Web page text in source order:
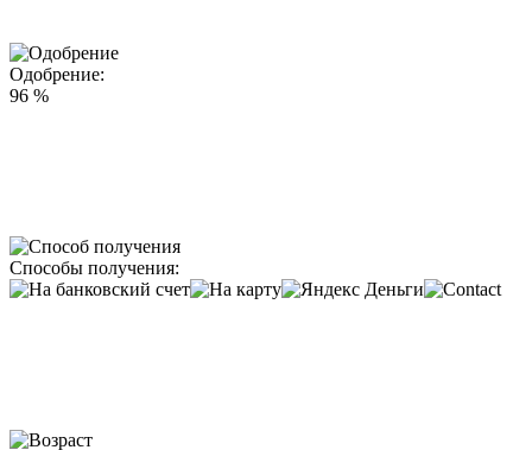
Одобрение:
96 %
Способы получения: